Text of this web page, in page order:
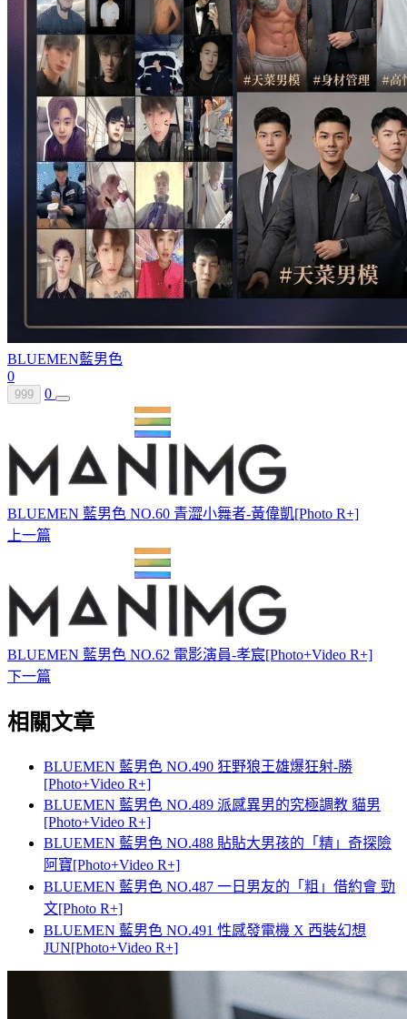
BLUEMEN藍男色
0
999 0
BLUEMEN 藍男色 NO.60 青澀小舞者-黃偉凱[Photo R+]
上一篇
BLUEMEN 藍男色 NO.62 電影演員-孝宸[Photo+Video R+]
下一篇
相關文章
BLUEMEN 藍男色 NO.490 狂野狼王雄爆狂射-勝
[Photo+Video R+]
BLUEMEN 藍男色 NO.489 派感異男的究極調教 貓男
[Photo+Video R+]
BLUEMEN 藍男色 NO.488 貼貼大男孩的「精」奇探險
阿寶[Photo+Video R+]
BLUEMEN 藍男色 NO.487 一日男友的「粗」借約會 勁
文[Photo R+]
BLUEMEN 藍男色 NO.491 性感發電機 X 西裝幻想
JUN[Photo+Video R+]